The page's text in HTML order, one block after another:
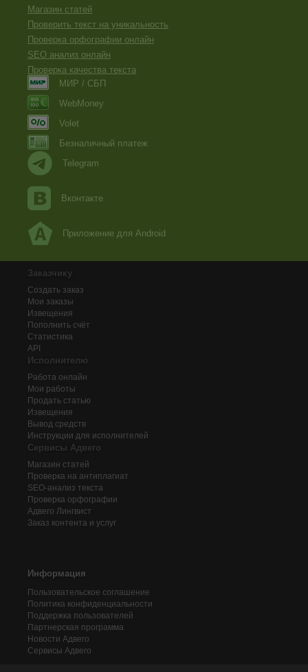
Магазин статей
Проверить текст на уникальность
Проверка орфографии онлайн
SEO анализ онлайн
Проверка качества текста
МИР / СБП
WebMoney
Volet
Безналичный платеж
Telegram
Вконтакте
Приложение для Android
Заказчику
Создать заказ
Мои заказы
Извещения
Пополнить счёт
Статистика
API
Исполнителю
Работа онлайн
Мои работы
Продать статью
Извещения
Вывод средств
Инструкции для исполнителей
Сервисы Адвего
Магазин статей
Проверка на антиплагиат
SEO-анализ текста
Проверка орфографии
Адвего Лингвист
Заказ контента и услуг
Информация
Пользовательское соглашение
Политика конфиденциальности
Поддержка пользователей
Партнерская программа
Новости Адвего
Сервисы Адвего